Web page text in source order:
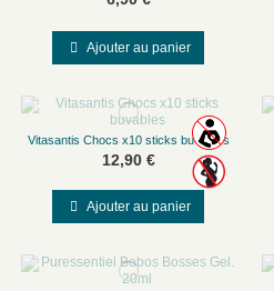
Ajouter au panier
Vitasantis Chocs x10 sticks buvables
12,90 €
Ajouter au panier